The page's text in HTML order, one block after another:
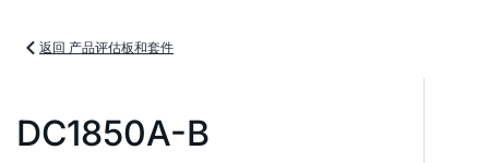
返回 产品评估板和套件
DC1850A-B